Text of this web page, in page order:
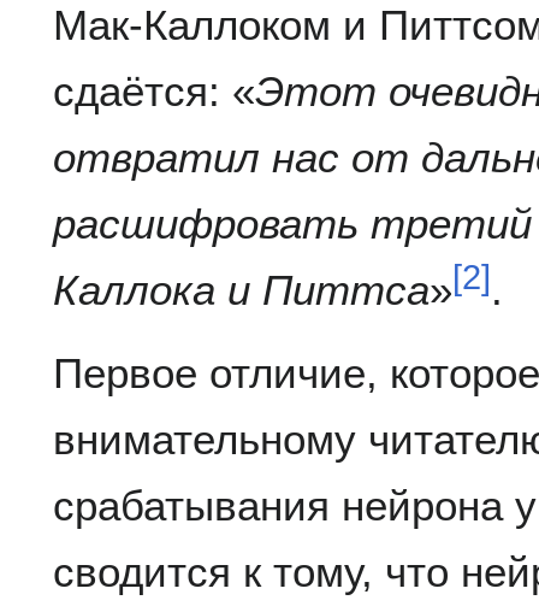
Мак-Каллоком и
сдаётся: «Этот
отвратил нас от
расшифровать третий
Каллока и Питтса»[2] .
Первое отличие,
внимательному
срабатывания нейрона
сводится к тому, что